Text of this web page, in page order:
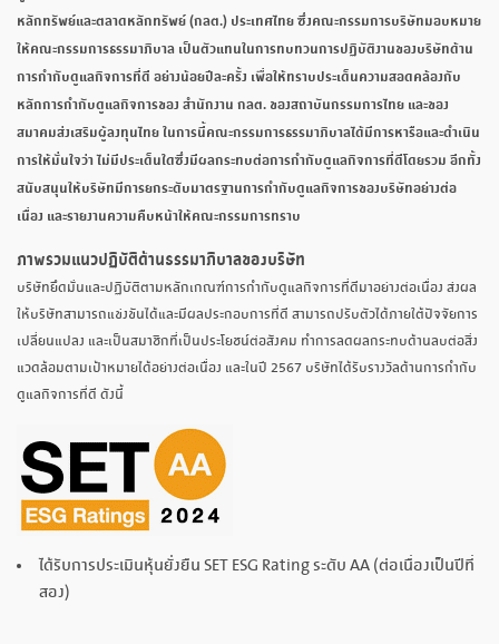
หลักทรัพย์และตลาดหลักทรัพย์ (กลต.) ประเทศไทย ซึ่งคณะกรรมการบริษัทมอบหมาย
ให้คณะกรรมการธรรมาภิบาล เป็นตัวแทนในการทบทวนการปฏิบัติงานของบริษัทด้าน
การกำกับดูแลกิจการที่ดี อย่างน้อยปีละครั้ง เพื่อให้ทราบประเด็นความสอดคล้องกับ
หลักการกำกับดูแลกิจการของ สำนักงาน กลต. ของสถาบันกรรมการไทย และของ
สมาคมส่งเสริมผู้ลงทุนไทย ในการนี้คณะกรรมการธรรมาภิบาลได้มีการหารือและดำเนิน
การให้มั่นใจว่า ไม่มีประเด็นใดซึ่งมีผลกระทบต่อการกำกับดูแลกิจการที่ดีโดยรวม อีกทั้ง
สนับสนุนให้บริษัทมีการยกระดับมาตรฐานการกำกับดูแลกิจการของบริษัทอย่างต่อ
เนื่อง และรายงานความคืบหน้าให้คณะกรรมการทราบ
ภาพรวมแนวปฏิบัติด้านธรรมาภิบาลของบริษัท
บริษัทยึดมั่นและปฏิบัติตามหลักเกณฑ์การกำกับดูแลกิจการที่ดีมาอย่างต่อเนื่อง ส่งผล
ให้บริษัทสามารถแข่งขันได้และมีผลประกอบการที่ดี สามารถปรับตัวได้ภายใต้ปัจจัยการ
เปลี่ยนแปลง และเป็นสมาชิกที่เป็นประโยชน์ต่อสังคม ทำการลดผลกระทบด้านลบต่อสิ่ง
แวดล้อมตามเป้าหมายได้อย่างต่อเนื่อง และในปี 2567 บริษัทได้รับรางวัลด้านการกำกับ
ดูแลกิจการที่ดี ดังนี้
ได้รับการประเมินหุ้นยั่งยืน SET ESG Rating ระดับ AA (ต่อเนื่องเป็นปีที่
สอง)